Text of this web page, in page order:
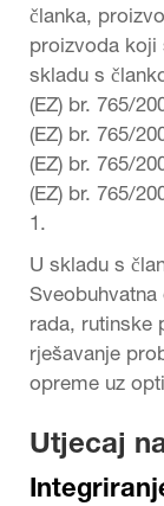
članka,
proizvoda koji
skladu s
(EZ) br. 765/
(EZ) br. 765/
(EZ) br. 765/
(EZ) br. 765/
1.
U skladu s
Sveobuhvatna
rada, rutinske
rješavanje
opreme uz
Utjecaj